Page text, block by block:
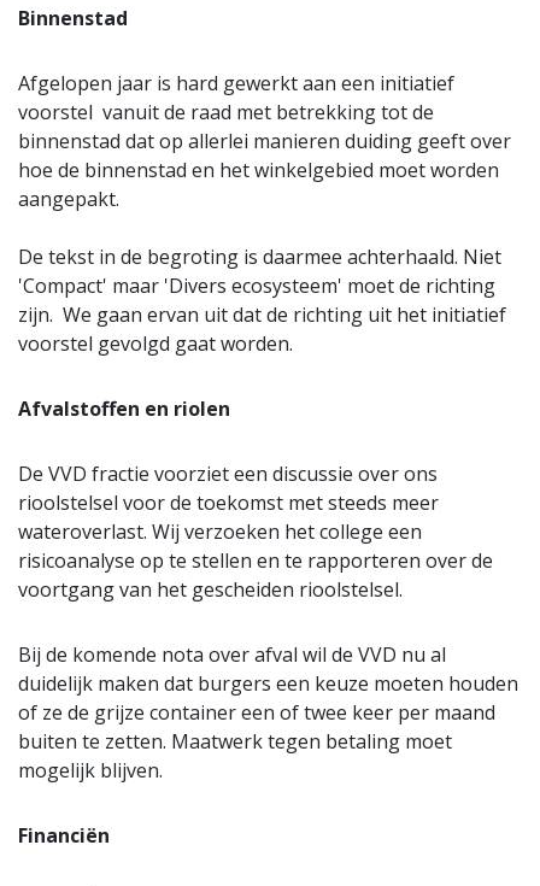
Binnenstad
Afgelopen jaar is hard gewerkt aan een initiatief
voorstel vanuit de raad met betrekking tot de
binnenstad dat op allerlei manieren duiding geeft over
hoe de binnenstad en het winkelgebied moet worden
aangepakt.
De tekst in de begroting is daarmee achterhaald. Niet
'Compact' maar 'Divers ecosysteem' moet de richting
zijn. We gaan ervan uit dat de richting uit het initiatief
voorstel gevolgd gaat worden.
Afvalstoffen en riolen
De VVD fractie voorziet een discussie over ons
rioolstelsel voor de toekomst met steeds meer
wateroverlast. Wij verzoeken het college een
risicoanalyse op te stellen en te rapporteren over de
voortgang van het gescheiden rioolstelsel.
Bij de komende nota over afval wil de VVD nu al
duidelijk maken dat burgers een keuze moeten houden
of ze de grijze container een of twee keer per maand
buiten te zetten. Maatwerk tegen betaling moet
mogelijk blijven.
Financiën